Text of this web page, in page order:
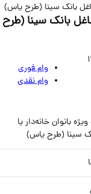
بانک سینا (طرح یاس)
بانک سینا (طرح
وام فوری
وام نقدی
بانوان خانه‌دار یا
(طرح یاس)